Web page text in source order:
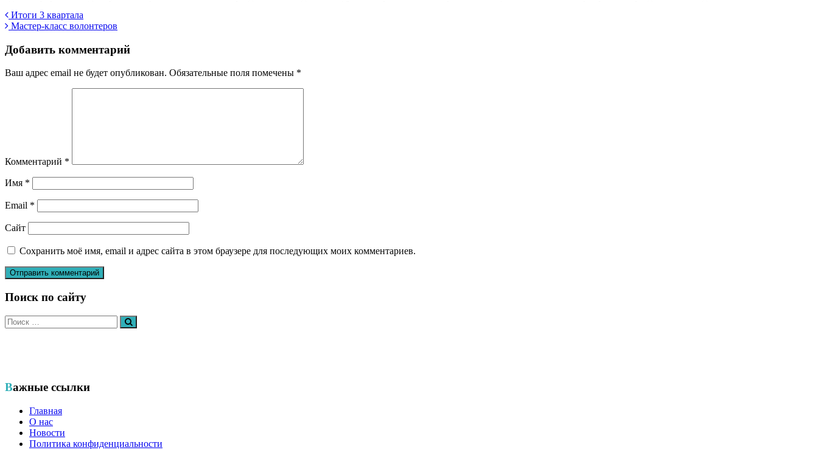
Навигация
по
записям
Итоги 3 квартала
Мастер-класс волонтеров
Добавить комментарий
Ваш адрес email не будет опубликован. Обязательные поля помечены *
Комментарий *
Имя *
Email *
Сайт
Сохранить моё имя, email и адрес сайта в этом браузере для последующих моих комментариев.
Поиск по сайту
Искать: Поиск
Важные ссылки
Главная
О нас
Новости
Политика конфиденциальности